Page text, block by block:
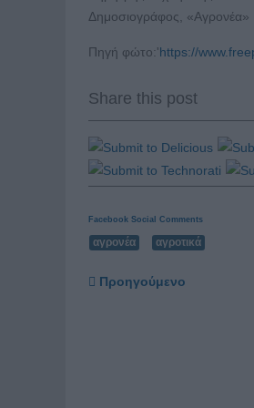
Δημοσιογράφος, «Αγρονέα»
Πηγή φώτο:'https://
Share this post
Facebook Social Comments
αγρονέα αγροτικά
Προηγούμενο